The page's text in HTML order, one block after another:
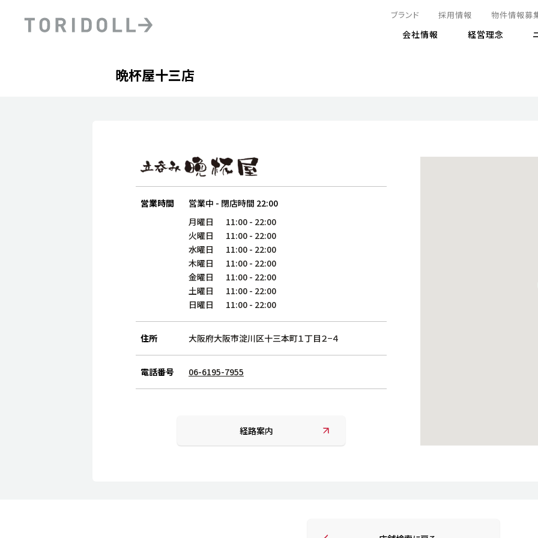
PRニュース
中長期経営計画
粟田社長が語るトリドールDX
DXビジョン2028
トリドールのDX ～これまでとこれから～
株式
ディ
ライブラリ
ステークホルダーとの
コミュニケーション
エネルギー使用量の削減
リス
ブランド 採用情報 物件情報募
会社情報 経営理念
晩杯屋十三店
営業時間 営業中 - 閉店時間 22:00
月曜日 11:00 - 22:00
火曜日
11:00 - 22:00
水曜日
11:00 - 22:00
木曜日
11:00 - 22:00
金曜日
11:00 - 22:00
土曜日
11:00 - 22:00
日曜日
11:00 - 22:00
住所 大阪府大阪市淀川区十三本町１丁目２−４
電話番号 06-6195-7955
経路案内